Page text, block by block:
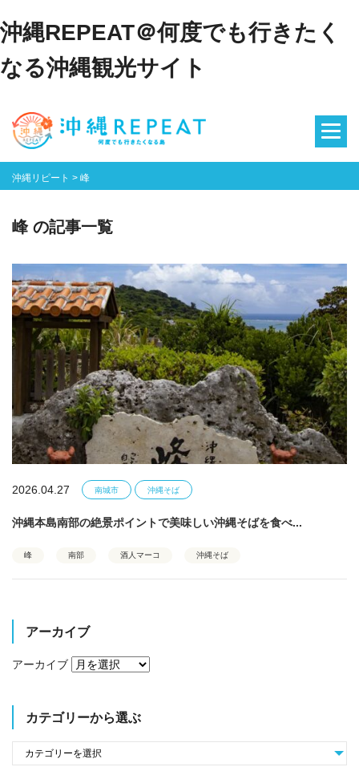
沖縄REPEAT＠何度でも行きたく
なる沖縄観光サイト
沖縄リピート > 峰
峰 の記事一覧
2026.04.27 南城市 沖縄そば
沖縄本島南部の絶景ポイントで美味しい沖縄そばを食べ...
峰 南部 酒人マーコ 沖縄そば
アーカイブ
アーカイブ
カテゴリーから選ぶ